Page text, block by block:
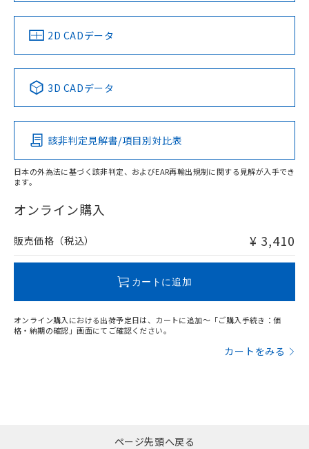
中国 RoHS 注意事項・凡例
Pb Hg Cd Cr(VI)
O
在庫等で未対応品が混在する可能性があります。
問い合わせください。
2D CADデータ
3D CADデータ
該非判定見解書/項目別対比表
日本の外為法に基づく該非判定、およびEAR再輸出規制に関する見解が入手でき
ます。
オンライン購入
販売価格（税込） ¥ 3,410
カートに追加
オンライン購入における出荷予定日は、カートに追加～「ご購入手続き：価
格・納期の確認」画面にてご確認ください。
カートをみる
ページ先頭へ戻る